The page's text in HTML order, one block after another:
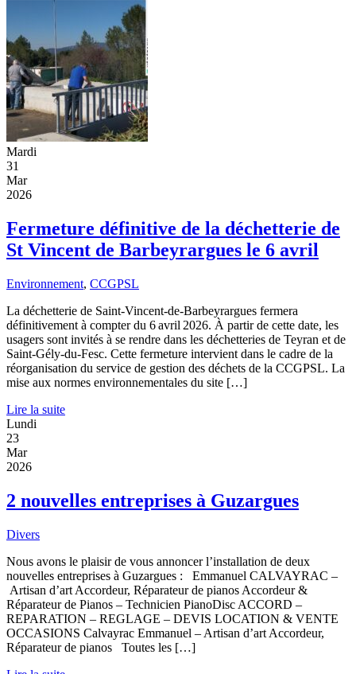
Mardi
31
Mar
2026
Fermeture définitive de la déchetterie de
St Vincent de Barbeyrargues le 6 avril
Environnement, CCGPSL
La déchetterie de Saint-Vincent-de-Barbeyrargues fermera
définitivement à compter du 6 avril 2026. À partir de cette date, les
usagers sont invités à se rendre dans les déchetteries de Teyran et de
Saint-Gély-du-Fesc. Cette fermeture intervient dans le cadre de la
réorganisation du service de gestion des déchets de la CCGPSL. La
mise aux normes environnementales du site […]
Lire la suite
Lundi
23
Mar
2026
2 nouvelles entreprises à Guzargues
Divers
Nous avons le plaisir de vous annoncer l’installation de deux
nouvelles entreprises à Guzargues : Emmanuel CALVAYRAC –
Artisan d’art Accordeur, Réparateur de pianos Accordeur &
Réparateur de Pianos – Technicien PianoDisc ACCORD –
REPARATION – REGLAGE – DEVIS LOCATION & VENTE
OCCASIONS Calvayrac Emmanuel – Artisan d’art Accordeur,
Réparateur de pianos Toutes les […]